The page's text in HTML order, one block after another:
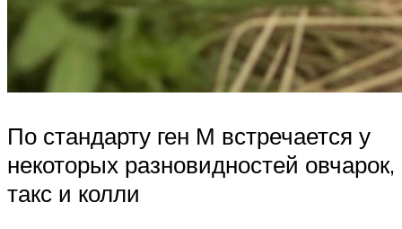
По стандарту ген М встречается у
некоторых разновидностей овчарок,
такс и колли